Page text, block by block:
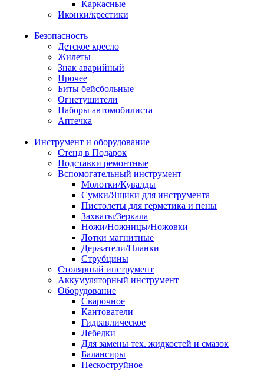
Каркасные
Иконки/крестики
Безопасность
Детское кресло
Жилеты
Знак аварийный
Прочее
Биты бейсбольные
Огнетушители
Наборы автомобилиста
Аптечка
Инструмент и оборудование
Стенд в Подарок
Подставки ремонтные
Вспомогательный инструмент
Молотки/Кувалды
Сумки/Ящики для инструмента
Пистолеты для герметика и пены
Захваты/Зеркала
Ножи/Ножницы/Ножовки
Лотки магнитные
Держатели/Планки
Струбцины
Столярный инструмент
Аккумуляторный инструмент
Оборудование
Сварочное
Кантователи
Гидравлическое
Лебедки
Для замены тех. жидкостей и смазок
Балансиры
Пескоструйное